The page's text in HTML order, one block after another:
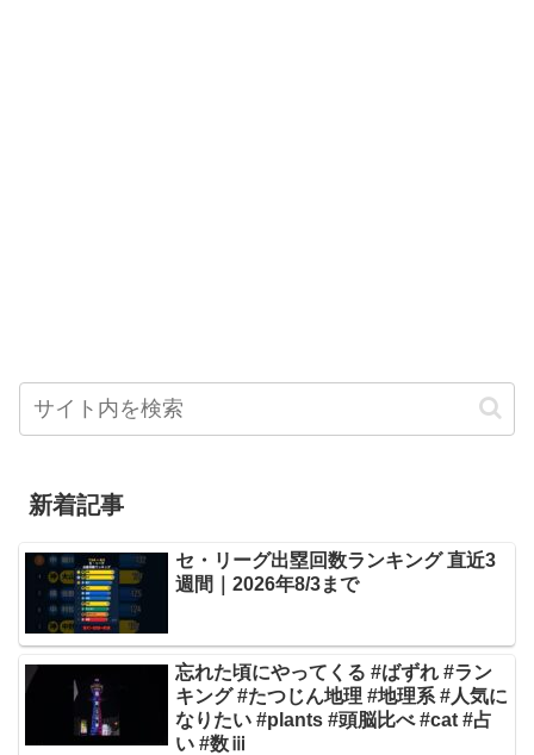
新着記事
セ・リーグ出塁回数ランキング 直近3
週間｜2026年8/3まで
忘れた頃にやってくる #ばずれ #ラン
キング #たつじん地理 #地理系 #人気に
なりたい #plants #頭脳比べ #cat #占
い #数ⅲ